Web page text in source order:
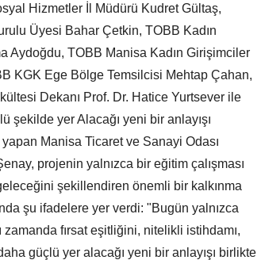
Hizmetler İl Müdürü Kudret Gültaş,
Üyesi Bahar Çetkin, TOBB Kadın
Aydoğdu, TOBB Manisa Kadın Girişimciler
KGK Ege Bölge Temsilcisi Mehtap Çahan,
Dekanı Prof. Dr. Hatice Yurtsever ile
şekilde yer Alacağı yeni bir anlayışı
yapan Manisa Ticaret ve Sanayi Odası
projenin yalnızca bir eğitim çalışması
şekillendiren önemli bir kalkınma
şu ifadelere yer verdi: "Bugün yalnızca
zamanda fırsat eşitliğini, nitelikli istihdamı,
güçlü yer alacağı yeni bir anlayışı birlikte